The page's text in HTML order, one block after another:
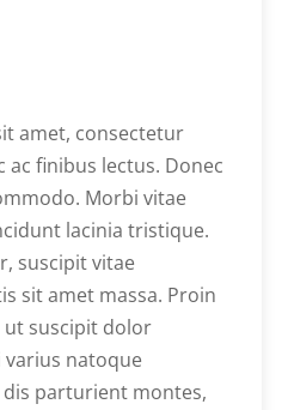
amet, consectetur
ac finibus lectus. Donec
Morbi vitae
lacinia tristique.
suscipit vitae
sit amet massa. Proin
suscipit dolor
varius natoque
parturient montes,